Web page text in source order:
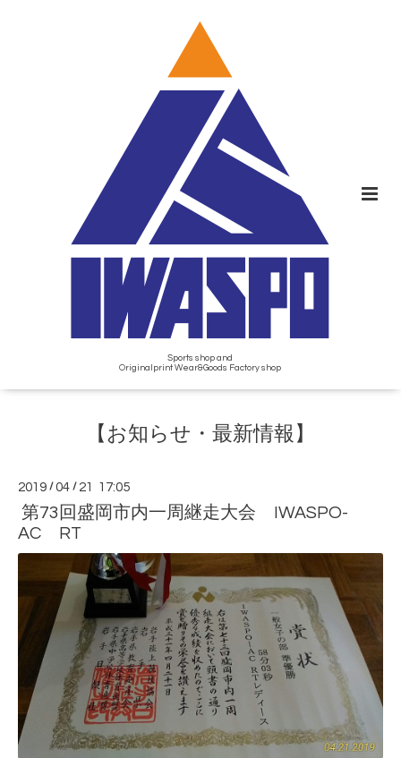
Sports shop and
Originalprint Wear&Goods Factory shop
【お知らせ・最新情報】
2019 /04 / 21 17:05
第73回盛岡市内一周継走大会 IWASPO-
AC RT